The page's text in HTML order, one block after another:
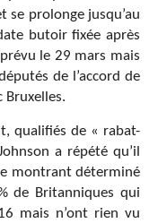
se prolonge jusqu’au
butoir fixée après
le 29 mars mais
de l’accord de
Bruxelles.
qualifiés de « rabat-
a répété qu’il
montrant déterminé
de Britanniques qui
mais n’ont rien vu